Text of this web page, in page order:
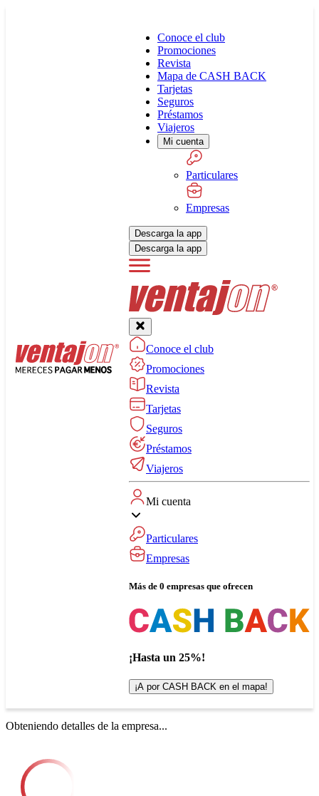
Conoce el club
Promociones
Revista
Mapa de CASH BACK
Tarjetas
Seguros
Préstamos
Viajeros
Mi cuenta
Particulares
Empresas
Descarga la app
Descarga la app
Conoce el club
Promociones
Revista
Tarjetas
Seguros
Préstamos
Viajeros
Mi cuenta
Particulares
Empresas
Más de 0 empresas que ofrecen
¡Hasta un 25%!
¡A por CASH BACK en el mapa!
Obteniendo detalles de la empresa...